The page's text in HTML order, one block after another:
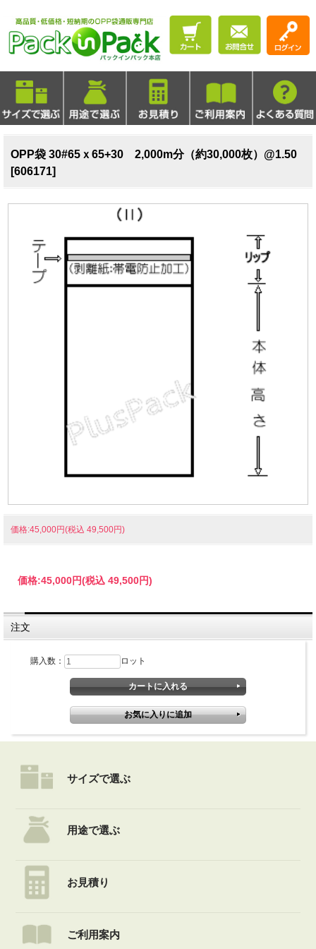
OPP袋 30#65ｘ65+30 2,000m分（約30,000枚）@1.50
[606171]
価格:45,000円(税込 49,500円)
価格:45,000円(税込 49,500円)
注文
購入数： ロット
サイズで選ぶ
用途で選ぶ
お見積り
ご利用案内